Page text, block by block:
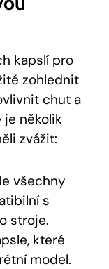
kapslí pro
zohlednit
chut a
je několik
zvážit:
všechny
s
stroje.
které
model.